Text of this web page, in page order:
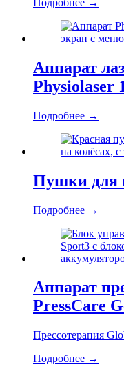
Подробнее →
Аппарат
Physiolaser
Подробнее →
Пушки для
Подробнее →
Аппарат
PressCare
Прессотерапия
Подробнее →